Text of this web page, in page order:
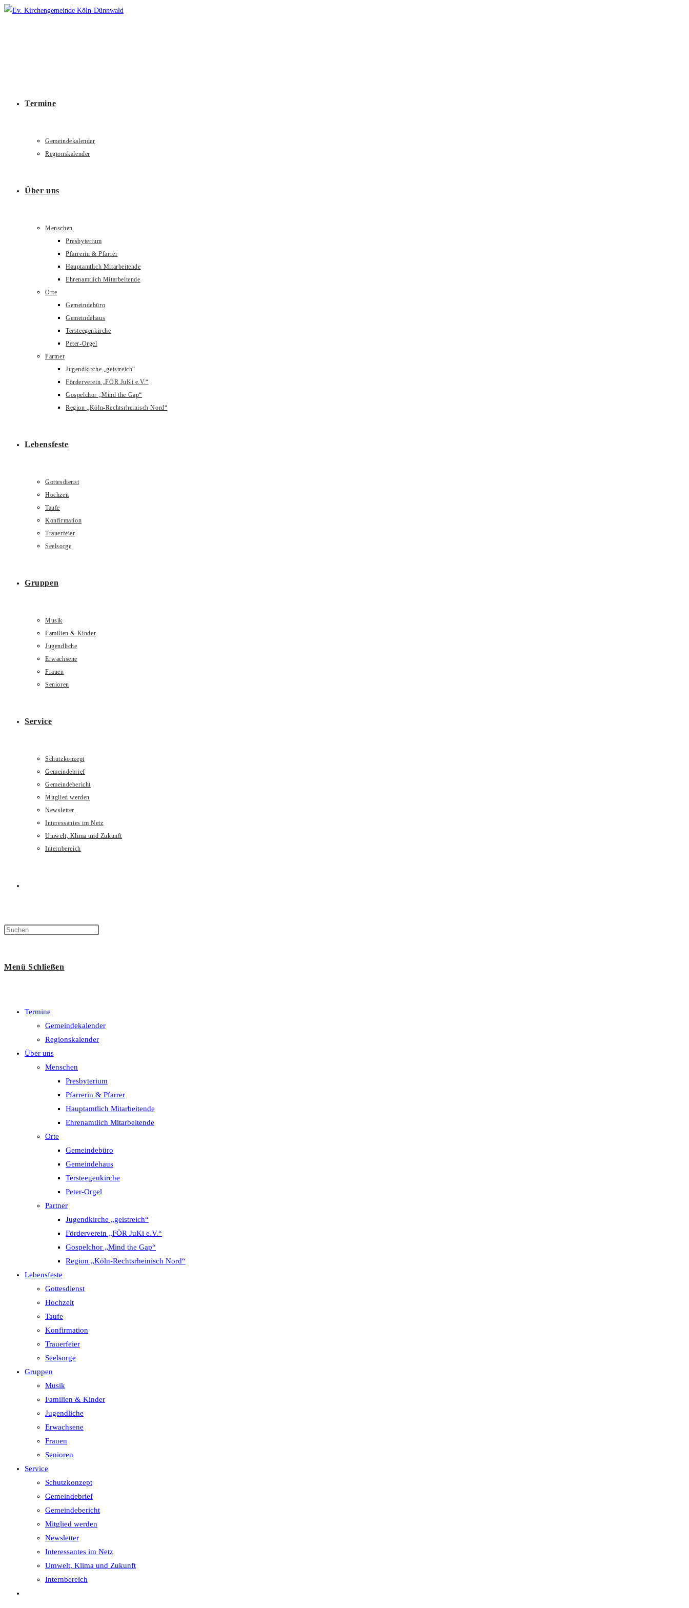
Zum
Termine
Gemeindekalender
Regionskalender
Über uns
Menschen
Presbyterium
Pfarrerin & Pfarrer
Hauptamtlich Mitarbeitende
Ehrenamtlich Mitarbeitende
Orte
Gemeindebüro
Gemeindehaus
Tersteegenkirche
Peter-Orgel
Partner
Jugendkirche „geistreich“
Förderverein „FÖR JuKi e.V.“
Gospelchor „Mind the Gap“
Region „Köln-Rechtsrheinisch Nord“
Lebensfeste
Gottesdienst
Hochzeit
Taufe
Konfirmation
Trauerfeier
Seelsorge
Gruppen
Musik
Familien & Kinder
Jugendliche
Erwachsene
Frauen
Senioren
Service
Schutzkonzept
Gemeindebrief
Gemeindebericht
Mitglied werden
Newsletter
Interessantes im Netz
Umwelt, Klima und Zukunft
Internbereich
umschalten
Menü Schließen
Termine
Gemeindekalender
Regionskalender
Über uns
Menschen
Presbyterium
Pfarrerin & Pfarrer
Hauptamtlich Mitarbeitende
Ehrenamtlich Mitarbeitende
Orte
Gemeindebüro
Gemeindehaus
Tersteegenkirche
Peter-Orgel
Partner
Jugendkirche „geistreich“
Förderverein „FÖR JuKi e.V.“
Gospelchor „Mind the Gap“
Region „Köln-Rechtsrheinisch Nord“
Lebensfeste
Gottesdienst
Hochzeit
Taufe
Konfirmation
Trauerfeier
Seelsorge
Gruppen
Musik
Familien & Kinder
Jugendliche
Erwachsene
Frauen
Senioren
Service
Schutzkonzept
Gemeindebrief
Gemeindebericht
Mitglied werden
Newsletter
Interessantes im Netz
Umwelt, Klima und Zukunft
Internbereich